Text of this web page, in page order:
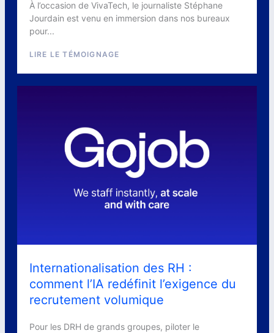
À l’occasion de VivaTech, le journaliste Stéphane
Jourdain est venu en immersion dans nos bureaux
pour...
LIRE LE TÉMOIGNAGE
Internationalisation des RH :
comment l’IA redéfinit l’exigence du
recrutement volumique
Pour les DRH de grands groupes, piloter le